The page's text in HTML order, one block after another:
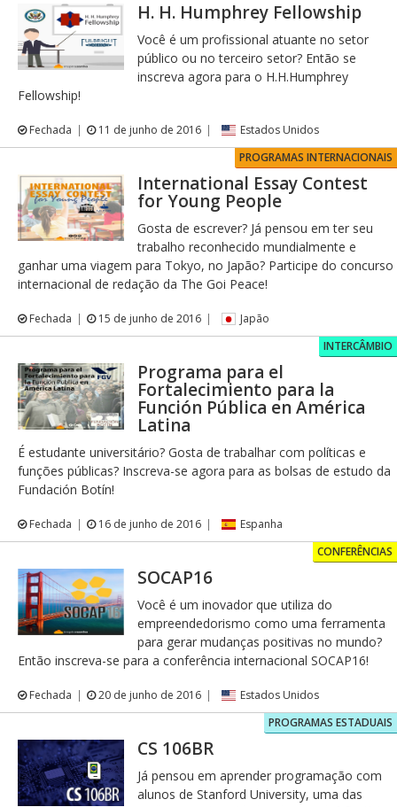
H. H. Humphrey Fellowship
Você é um profissional atuante no setor
público ou no terceiro setor? Então se
inscreva agora para o H.H.Humphrey
Fellowship!
Fechada 11 de junho de 2016
Estados Unidos
PROGRAMAS INTERNACIONAIS
International Essay Contest
for Young People
Gosta de escrever? Já pensou em ter seu
trabalho reconhecido mundialmente e
ganhar uma viagem para Tokyo, no Japão? Participe do concurso
internacional de redação da The Goi Peace!
Fechada 15 de junho de 2016
Japão
INTERCÂMBIO
Programa para el
Fortalecimiento para la
Función Pública en América
Latina
É estudante universitário? Gosta de trabalhar com políticas e
funções públicas? Inscreva-se agora para as bolsas de estudo da
Fundación Botín!
Fechada 16 de junho de 2016
Espanha
CONFERÊNCIAS
SOCAP16
Você é um inovador que utiliza do
empreendedorismo como uma ferramenta
para gerar mudanças positivas no mundo?
Então inscreva-se para a conferência internacional SOCAP16!
Fechada 20 de junho de 2016
Estados Unidos
PROGRAMAS ESTADUAIS
CS 106BR
Já pensou em aprender programação com
alunos de Stanford University, uma das